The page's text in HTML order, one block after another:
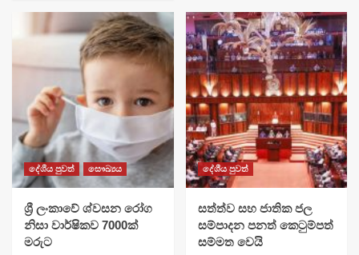
දේශීය පුවත් සෞඛ්‍යය
ශ්‍රී ලංකාවේ ශ්වසන රෝග
නිසා වාර්ෂිකව 7000ක්
මරුට
දේශීය පුවත්
සත්ත්ව සහ ජාතික ජල
සම්පාදන පනත් කෙටුම්පත්
සම්මත වෙයි